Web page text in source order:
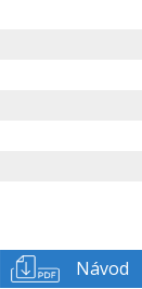
Návod